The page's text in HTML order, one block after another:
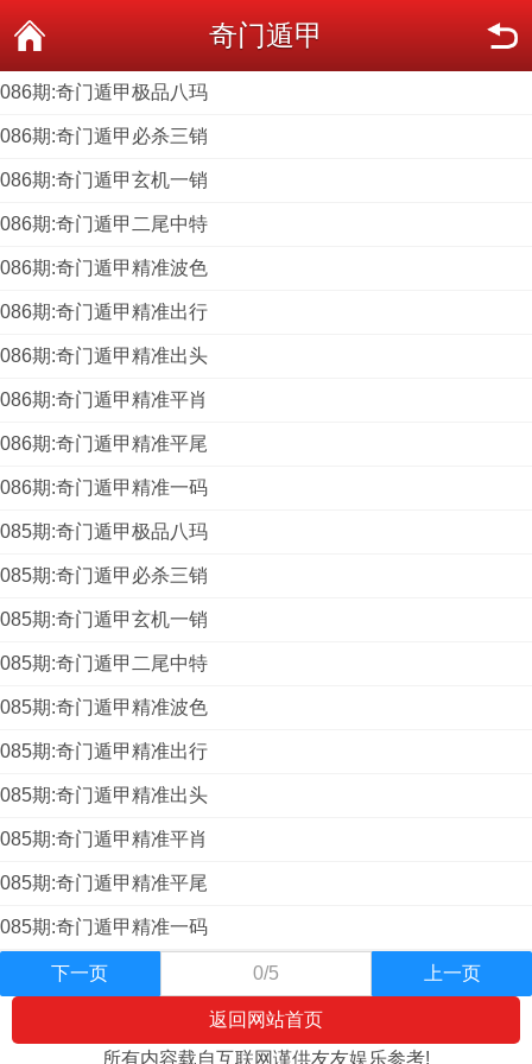
奇门遁甲
086期:奇门遁甲极品八玛
086期:奇门遁甲必杀三销
086期:奇门遁甲玄机一销
086期:奇门遁甲二尾中特
086期:奇门遁甲精准波色
086期:奇门遁甲精准出行
086期:奇门遁甲精准出头
086期:奇门遁甲精准平肖
086期:奇门遁甲精准平尾
086期:奇门遁甲精准一码
085期:奇门遁甲极品八玛
085期:奇门遁甲必杀三销
085期:奇门遁甲玄机一销
085期:奇门遁甲二尾中特
085期:奇门遁甲精准波色
085期:奇门遁甲精准出行
085期:奇门遁甲精准出头
085期:奇门遁甲精准平肖
085期:奇门遁甲精准平尾
085期:奇门遁甲精准一码
下一页 0/5 上一页
返回网站首页
所有内容载自互联网谨供友友娱乐参考!